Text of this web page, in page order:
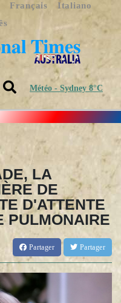
Français
Italiano
Météo - Sydney 8°C
LA
DE
D'ATTENTE
PULMONAIRE
Partager Partager